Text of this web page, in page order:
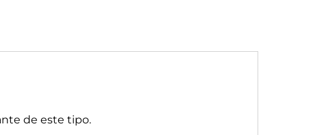
de este tipo.